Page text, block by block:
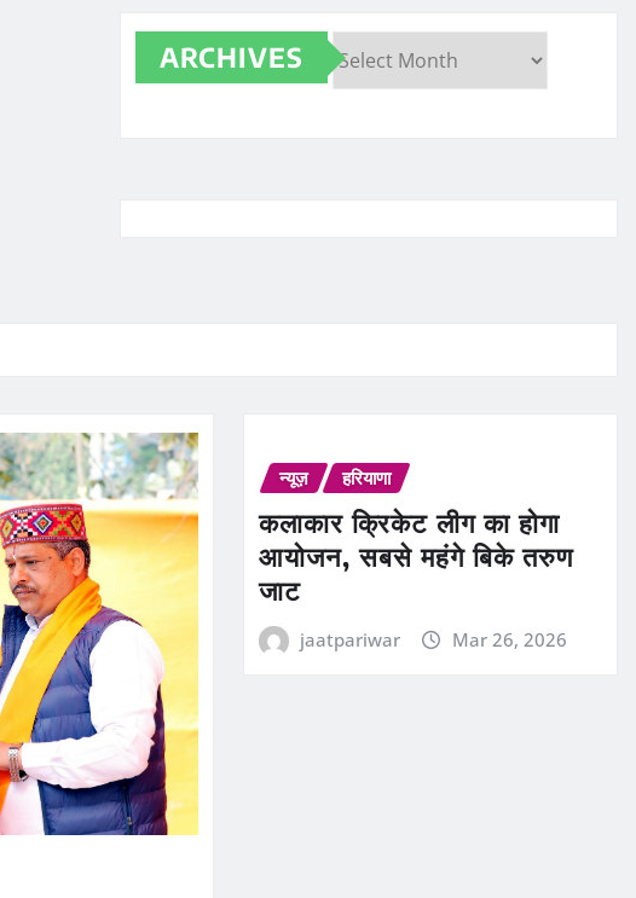
ARCHIVES
न्यूज़ हरियाणा
कलाकार क्रिकेट लीग का होगा
आयोजन, सबसे महंगे बिके तरुण
जाट
jaatpariwar Mar 26, 2026